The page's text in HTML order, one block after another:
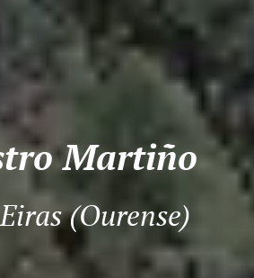
Martiño
(Ourense)